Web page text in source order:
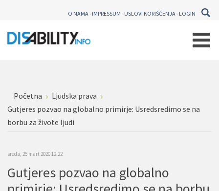
O NAMA IMPRESSUM USLOVI KORIŠĆENJA LOGIN
Početna
Ljudska prava
Gutjeres pozvao na globalno primirje: Usredsredimo se na
borbu za živote ljudi
sreda, 25 mart 2020 12:22
Gutjeres pozvao na globalno